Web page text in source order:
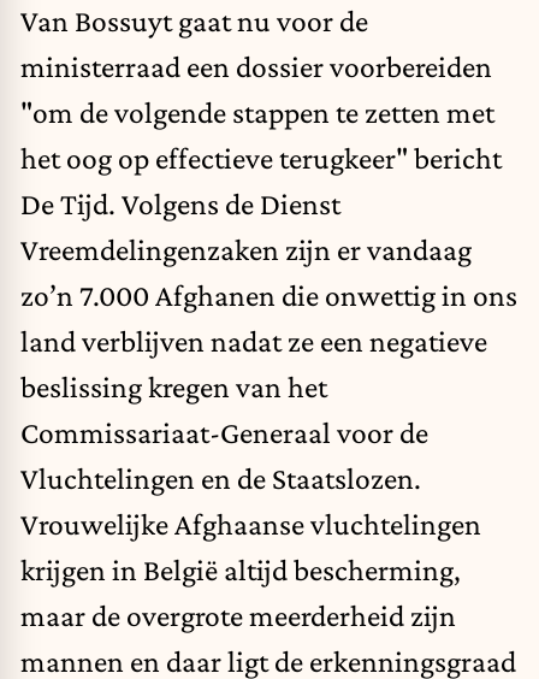
Van Bossuyt gaat nu voor de
ministerraad een dossier voorbereiden
"om de volgende stappen te zetten met
het oog op effectieve terugkeer" bericht
De Tijd. Volgens de Dienst
Vreemdelingenzaken zijn er vandaag
zo’n 7.000 Afghanen die onwettig in ons
land verblijven nadat ze een negatieve
beslissing kregen van het
Commissariaat-Generaal voor de
Vluchtelingen en de Staatslozen.
Vrouwelijke Afghaanse vluchtelingen
krijgen in België altijd bescherming,
maar de overgrote meerderheid zijn
mannen en daar ligt de erkenningsgraad